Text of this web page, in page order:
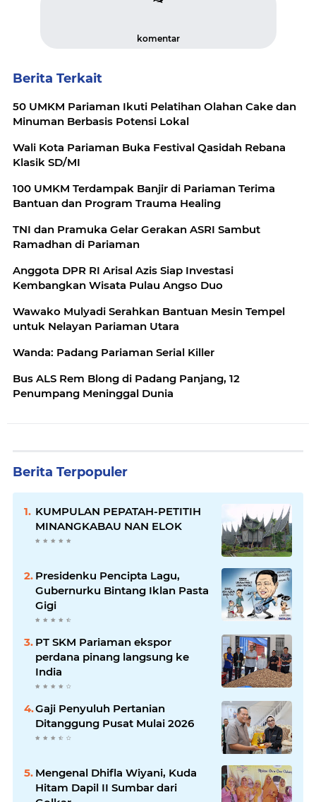
komentar
Berita Terkait
50 UMKM Pariaman Ikuti Pelatihan Olahan Cake dan
Minuman Berbasis Potensi Lokal
Wali Kota Pariaman Buka Festival Qasidah Rebana
Klasik SD/MI
100 UMKM Terdampak Banjir di Pariaman Terima
Bantuan dan Program Trauma Healing
TNI dan Pramuka Gelar Gerakan ASRI Sambut
Ramadhan di Pariaman
Anggota DPR RI Arisal Azis Siap Investasi
Kembangkan Wisata Pulau Angso Duo
Wawako Mulyadi Serahkan Bantuan Mesin Tempel
untuk Nelayan Pariaman Utara
Wanda: Padang Pariaman Serial Killer
Bus ALS Rem Blong di Padang Panjang, 12
Penumpang Meninggal Dunia
Berita Terpopuler
KUMPULAN PEPATAH-PETITIH
MINANGKABAU NAN ELOK
Presidenku Pencipta Lagu,
Gubernurku Bintang Iklan Pasta
Gigi
PT SKM Pariaman ekspor
perdana pinang langsung ke
India
Gaji Penyuluh Pertanian
Ditanggung Pusat Mulai 2026
Mengenal Dhifla Wiyani, Kuda
Hitam Dapil II Sumbar dari